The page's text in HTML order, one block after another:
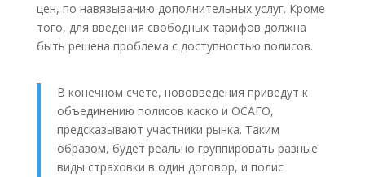
цен, по навязыванию дополнительных услуг. Кроме
того, для введения свободных тарифов должна
быть решена проблема с доступностью полисов.
В конечном счете, нововведения приведут к
объединению полисов каско и ОСАГО,
предсказывают участники рынка. Таким
образом, будет реально группировать разные
виды страховки в один договор, и полис